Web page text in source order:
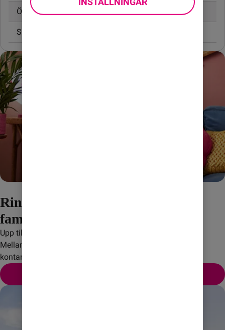
Öppningsavgift 0,99 kr
Surfa utan surfpaket
Ring superbilligt till vänner och
familj i Mellanöstern med närhet.
Upp till 100 minuter ingår att ringa för till 30 länder i
Mellanöstern med närhet, Nordafrika, samt EU/EES med
kontantkortet Amigos Allo.